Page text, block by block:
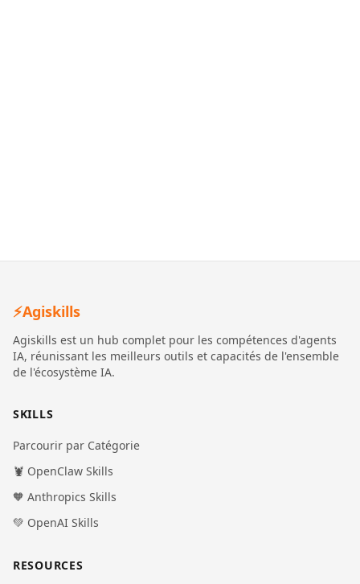
⚡Agiskills
Agiskills est un hub complet pour les compétences d'agents
IA, réunissant les meilleurs outils et capacités de l'ensemble
de l'écosystème IA.
SKILLS
Parcourir par Catégorie
🦞 OpenClaw Skills
🧡 Anthropics Skills
💚 OpenAI Skills
RESOURCES